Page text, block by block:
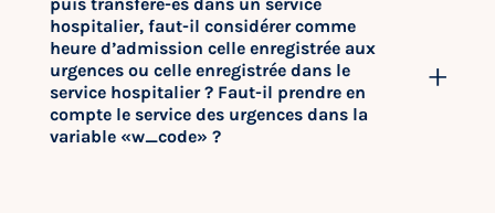
hospitalier, faut-il considérer comme
heure d’admission celle enregistrée aux
urgences ou celle enregistrée dans le
service hospitalier ? Faut-il prendre en
compte le service des urgences dans la
variable «w_code» ?